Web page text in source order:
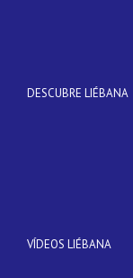
DESCUBRE LIÉBANA
VÍDEOS LIÉBANA